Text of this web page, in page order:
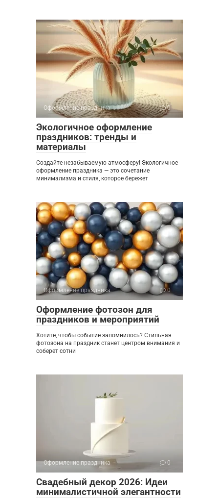
Оформление праздника 0
Экологичное оформление
праздников: тренды и
материалы
Создайте незабываемую атмосферу! Экологичное
оформление праздника — это сочетание
минимализма и стиля, которое бережет
Оформление праздника 0
Оформление фотозон для
праздников и мероприятий
Хотите, чтобы событие запомнилось? Стильная
фотозона на праздник станет центром внимания и
соберет сотни
Оформление праздника 0
Свадебный декор 2026: Идеи
минималистичной элегантности